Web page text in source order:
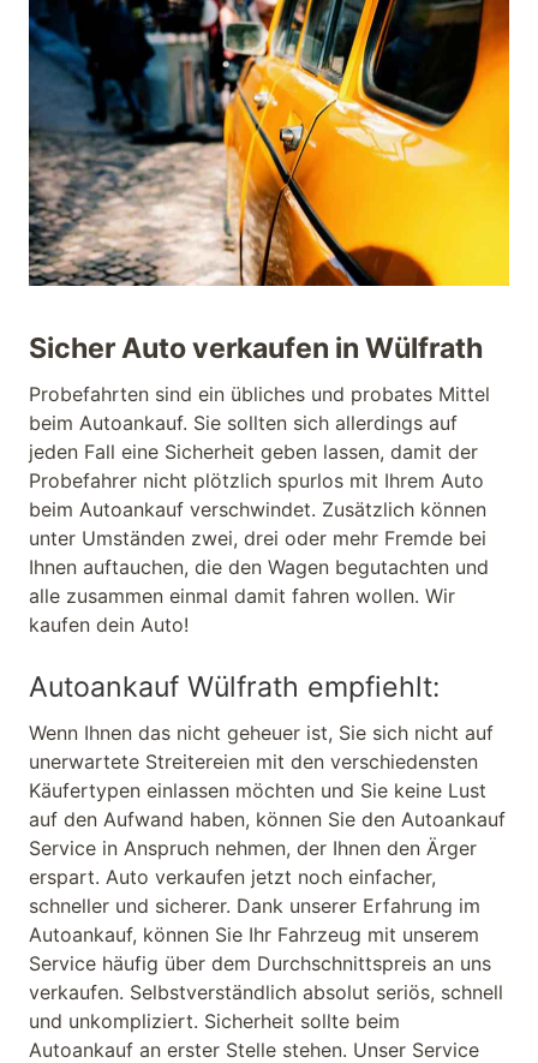
Sicher Auto verkaufen in Wülfrath
Probefahrten sind ein übliches und probates Mittel
beim Autoankauf. Sie sollten sich allerdings auf
jeden Fall eine Sicherheit geben lassen, damit der
Probefahrer nicht plötzlich spurlos mit Ihrem Auto
beim Autoankauf verschwindet. Zusätzlich können
unter Umständen zwei, drei oder mehr Fremde bei
Ihnen auftauchen, die den Wagen begutachten und
alle zusammen einmal damit fahren wollen. Wir
kaufen dein Auto!
Autoankauf Wülfrath empfiehlt:
Wenn Ihnen das nicht geheuer ist, Sie sich nicht auf
unerwartete Streitereien mit den verschiedensten
Käufertypen einlassen möchten und Sie keine Lust
auf den Aufwand haben, können Sie den Autoankauf
Service in Anspruch nehmen, der Ihnen den Ärger
erspart. Auto verkaufen jetzt noch einfacher,
schneller und sicherer. Dank unserer Erfahrung im
Autoankauf, können Sie Ihr Fahrzeug mit unserem
Service häufig über dem Durchschnittspreis an uns
verkaufen. Selbstverständlich absolut seriös, schnell
und unkompliziert. Sicherheit sollte beim
Autoankauf an erster Stelle stehen. Unser Service